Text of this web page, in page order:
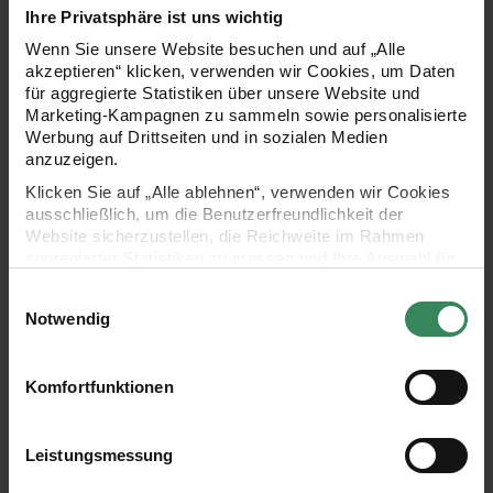
Ihre Privatsphäre ist uns wichtig
Wenn Sie unsere Website besuchen und auf „Alle
akzeptieren“ klicken, verwenden wir Cookies, um Daten
für aggregierte Statistiken über unsere Website und
Marketing-Kampagnen zu sammeln sowie personalisierte
Werbung auf Drittseiten und in sozialen Medien
anzuzeigen.
Klicken Sie auf „Alle ablehnen“, verwenden wir Cookies
ausschließlich, um die Benutzerfreundlichkeit der
Website sicherzustellen, die Reichweite im Rahmen
Ihre Einwilligung ist freiwillig und kann jederzeit über den
Link „Cookie-Einstellungen“ im Fußbereich der Seite
verwendeten Technologien und den Empfängern der
Daten finden Sie in unserer Datenschutzerklärung.
Notwendig
Komfortfunktionen
Leistungsmessung
024 Rost
024
Rost
013 Taupe
013
Taupe